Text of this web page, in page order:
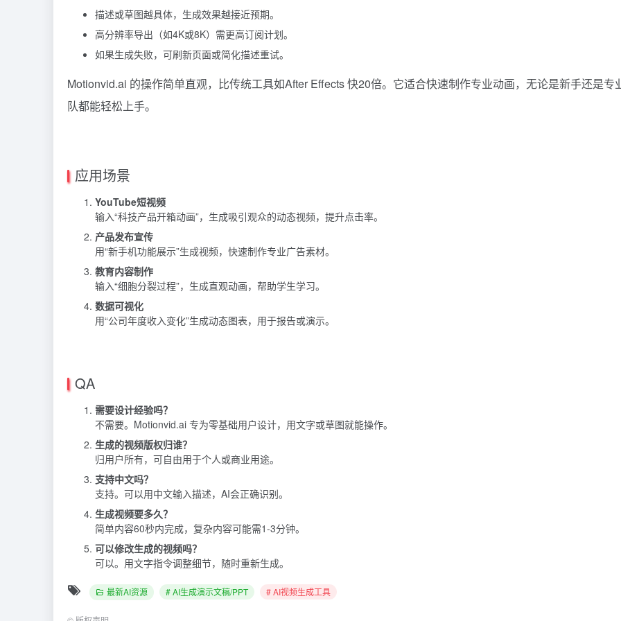
描述或草图越具体，生成效果越接近预期。
高分辨率导出（如4K或8K）需更高订阅计划。
如果生成失败，可刷新页面或简化描述重试。
Motionvid.ai 的操作简单直观，比传统工具如After Effects 快20倍。它适合快速制作专业动画，无论是新手还是专
队都能轻松上手。
应用场景
YouTube短视频
输入“科技产品开箱动画”，生成吸引观众的动态视频，提升点击率。
产品发布宣传
用“新手机功能展示”生成视频，快速制作专业广告素材。
教育内容制作
输入“细胞分裂过程”，生成直观动画，帮助学生学习。
数据可视化
用“公司年度收入变化”生成动态图表，用于报告或演示。
QA
需要设计经验吗？
不需要。Motionvid.ai 专为零基础用户设计，用文字或草图就能操作。
生成的视频版权归谁？
归用户所有，可自由用于个人或商业用途。
支持中文吗？
支持。可以用中文输入描述，AI会正确识别。
生成视频要多久？
简单内容60秒内完成，复杂内容可能需1-3分钟。
可以修改生成的视频吗？
可以。用文字指令调整细节，随时重新生成。
最新AI资源 # AI生成演示文稿/PPT # AI视频生成工具